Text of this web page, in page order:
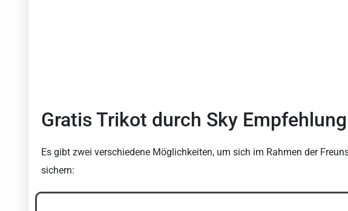
Gratis Trikot durch Sky
Es gibt zwei verschiedene Möglichkeiten, um sich im Rahmen der
sichern: